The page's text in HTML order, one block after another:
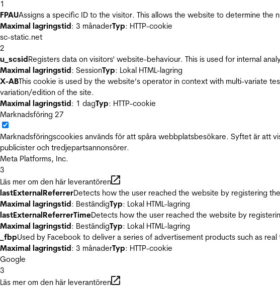
1
FPAUAssigns a specific ID to the visitor. This allows the website to determine the
Maximal lagringstid: 3 månaderTyp: HTTP-cookie
sc-static.net
2
u_scsidRegisters data on visitors' website-behaviour. This is used for internal
Maximal lagringstid: SessionTyp: Lokal HTML-lagring
X-ABThis cookie is used by the website’s operator in context with multi-variate
variation/edition of the site.
Maximal lagringstid: 1 dagTyp: HTTP-cookie
Marknadsföring 27
Marknadsföringscookies används för att spåra webbplatsbesökare. Syftet är att
publicister och tredjepartsannonsörer.
Meta Platforms, Inc.
3
Läs mer om den här leverantören
lastExternalReferrerDetects how the user reached the website by registering
Maximal lagringstid: BeständigTyp: Lokal HTML-lagring
lastExternalReferrerTimeDetects how the user reached the website by
Maximal lagringstid: BeständigTyp: Lokal HTML-lagring
_fbpUsed by Facebook to deliver a series of advertisement products such as
Maximal lagringstid: 3 månaderTyp: HTTP-cookie
Google
3
Läs mer om den här leverantören